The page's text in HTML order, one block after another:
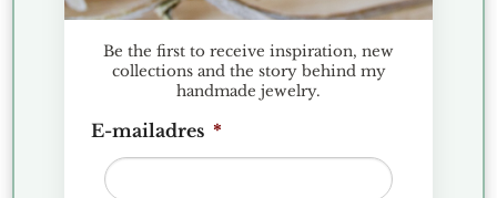
Privacy Policy
Complaints
Be the first to receive inspiration, new
collections and the story behind my
handmade jewelry.
E-mailadres *